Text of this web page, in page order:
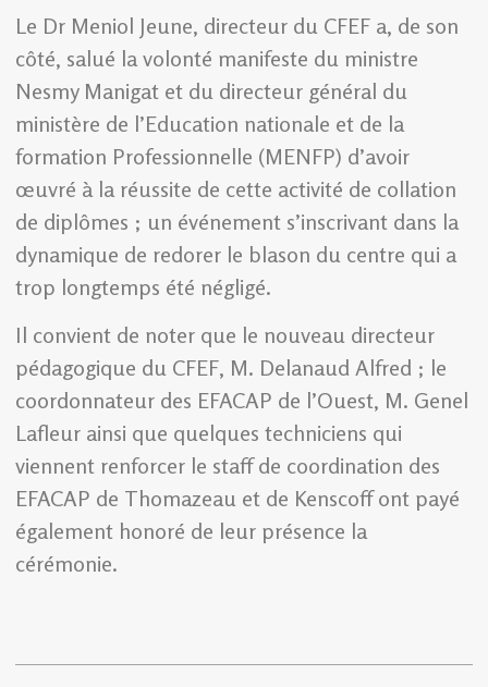
Le Dr Meniol Jeune, directeur du CFEF a, de son
côté, salué la volonté manifeste du ministre
Nesmy Manigat et du directeur général du
ministère de l’Education nationale et de la
formation Professionnelle (MENFP) d’avoir
œuvré à la réussite de cette activité de collation
de diplômes ; un événement s’inscrivant dans la
dynamique de redorer le blason du centre qui a
trop longtemps été négligé.
Il convient de noter que le nouveau directeur
pédagogique du CFEF, M. Delanaud Alfred ; le
coordonnateur des EFACAP de l’Ouest, M. Genel
Lafleur ainsi que quelques techniciens qui
viennent renforcer le staff de coordination des
EFACAP de Thomazeau et de Kenscoff ont payé
également honoré de leur présence la
cérémonie.